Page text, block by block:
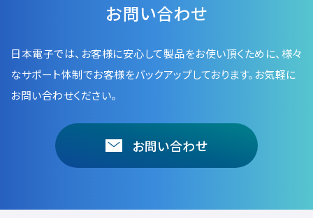
成膜関連機器 (電子銃・プラズマ源・他)
材料生成機器 (ナノ粒子合成／ナノ粒子表面改質・電子ビー
ム溶解)
お客様紹介 / 開発秘話
導入事例
Interview
開発秘話
お問い合わせ
日本電子では、お客様に安心して製品をお使い頂くために、 様々
なサポート体制でお客様をバックアップしております。お気軽に
お問い合わせください。
お問い合わせ